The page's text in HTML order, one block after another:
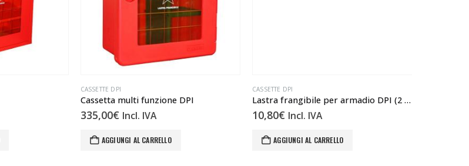
CASSETTE DPI
Cassetta multi funzione DPI
335,00€ Incl. IVA
AGGIUNGI AL CARRELLO
CASSETTE DPI
Lastra frangibile per armadio DPI (2 ante)
10,80€ Incl. IVA
AGGIUNGI AL CARRELLO